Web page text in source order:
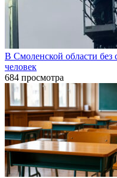
В Смоленской области без
человек
684 просмотра